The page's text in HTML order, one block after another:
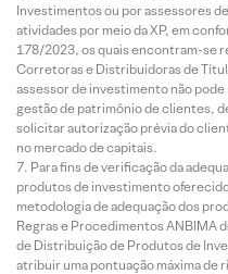
Investimentos ou por assessores
atividades por meio da XP, em
178/2023, os quais encontram-se
Corretoras e Distribuidoras de
assessor de investimento não
gestão de patrimônio de clientes,
solicitar autorização prévia do
no mercado de capitais.
Para fins de verificação da
produtos de investimento
metodologia de adequação dos
Regras e Procedimentos ANBIMA
de Distribuição de Produtos de
atribuir uma pontuação máxima de